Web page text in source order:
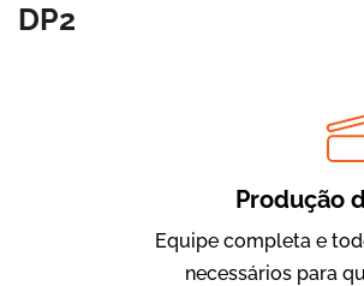
Vídeos Publicitários
DP2
Produção
Equipe completa e
necessários para